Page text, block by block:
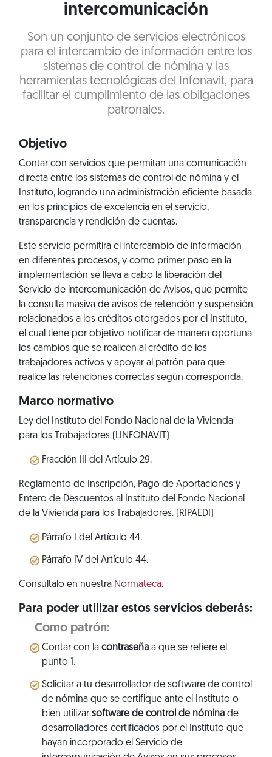
intercomunicación
Son un conjunto de servicios electrónicos
para el intercambio de información entre los
sistemas de control de nómina y las
herramientas tecnológicas del Infonavit, para
facilitar el cumplimiento de las obligaciones
patronales.
Objetivo
Contar con servicios que permitan una comunicación
directa entre los sistemas de control de nómina y el
Instituto, logrando una administración eficiente basada
en los principios de excelencia en el servicio,
transparencia y rendición de cuentas.
Este servicio permitirá el intercambio de información
en diferentes procesos, y como primer paso en la
implementación se lleva a cabo la liberación del
Servicio de intercomunicación de Avisos, que permite
la consulta masiva de avisos de retención y suspensión
relacionados a los créditos otorgados por el Instituto,
el cual tiene por objetivo notificar de manera oportuna
los cambios que se realicen al crédito de los
trabajadores activos y apoyar al patrón para que
realice las retenciones correctas según corresponda.
Marco normativo
Ley del Instituto del Fondo Nacional de la Vivienda
para los Trabajadores (LINFONAVIT)
Fracción III del Artículo 29.
Reglamento de Inscripción, Pago de Aportaciones y
Entero de Descuentos al Instituto del Fondo Nacional
de la Vivienda para los Trabajadores. (RIPAEDI)
Párrafo I del Artículo 44.
Párrafo IV del Artículo 44.
Consúltalo en nuestra Normateca.
Para poder utilizar estos servicios deberás:
Como patrón:
Contar con la contraseñaa que se refiere el
punto 1.
Solicitar a tu desarrollador de software de control
de nómina que se certifique ante el Instituto o
bien utilizar software de control de nóminade
desarrolladores certificados por el Instituto que
hayan incorporado el Servicio de